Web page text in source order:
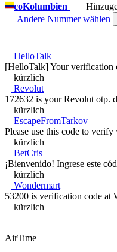
coKolumbien
Andere Nummer wählen
HelloTalk
[HelloTalk] Your verification
kürzlich
Revolut
172632 is your Revolut otp.
kürzlich
EscapeFromTarkov
Please use this code to
kürzlich
BetCris
¡Bienvenido! Ingrese este
kürzlich
Wondermart
53200 is verification code at
kürzlich
AirTime